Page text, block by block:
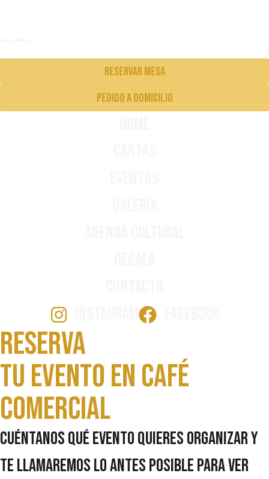
Reservar mesa
pedido a domicilio
Reserva
Tu evento en Café
comercial
Cuéntanos qué evento quieres organizar y
te llamaremos lo antes posible para ver